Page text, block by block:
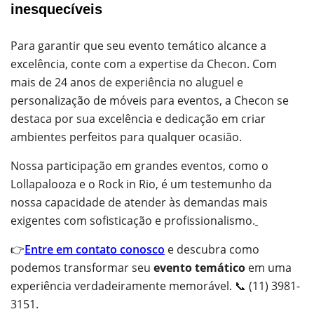
inesquecíveis
Para garantir que seu evento temático alcance a
excelência, conte com a expertise da Checon. Com
mais de 24 anos de experiência no aluguel e
personalização de móveis para eventos, a Checon se
destaca por sua excelência e dedicação em criar
ambientes perfeitos para qualquer ocasião.
Nossa participação em grandes eventos, como o
Lollapalooza e o Rock in Rio, é um testemunho da
nossa capacidade de atender às demandas mais
exigentes com sofisticação e profissionalismo.
👉Entre em contato conosco e descubra como
podemos transformar seu evento temático em uma
experiência verdadeiramente memorável. 📞 (11) 3981-
3151.